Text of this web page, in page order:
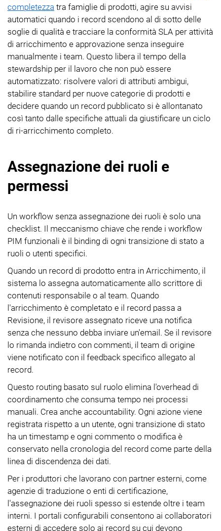
completezza tra famiglie di prodotti, agire su avvisi
automatici quando i record scendono al di sotto delle
soglie di qualità e tracciare la conformità SLA per attività
di arricchimento e approvazione senza inseguire
manualmente i team. Questo libera il tempo della
stewardship per il lavoro che non può essere
automatizzato: risolvere valori di attributi ambigui,
stabilire standard per nuove categorie di prodotti e
decidere quando un record pubblicato si è allontanato
così tanto dalle specifiche attuali da giustificare un ciclo
di ri-arricchimento completo.
Assegnazione dei ruoli e
permessi
Un workflow senza assegnazione dei ruoli è solo una
checklist. Il meccanismo chiave che rende i workflow
PIM funzionali è il binding di ogni transizione di stato a
ruoli o utenti specifici.
Quando un record di prodotto entra in Arricchimento, il
sistema lo assegna automaticamente allo scrittore di
contenuti responsabile o al team. Quando
l'arricchimento è completato e il record passa a
Revisione, il revisore assegnato riceve una notifica
senza che nessuno debba inviare un'email. Se il revisore
lo rimanda indietro con commenti, il team di origine
viene notificato con il feedback specifico allegato al
record.
Questo routing basato sul ruolo elimina l'overhead di
coordinamento che consuma tempo nei processi
manuali. Crea anche accountability. Ogni azione viene
registrata rispetto a un utente, ogni transizione di stato
ha un timestamp e ogni commento o modifica è
conservato nella cronologia del record come parte della
linea di discendenza dei dati.
Per i produttori che lavorano con partner esterni, come
agenzie di traduzione o enti di certificazione,
l'assegnazione dei ruoli spesso si estende oltre i team
interni. I portali configurabili consentono ai collaboratori
esterni di accedere solo ai record su cui devono